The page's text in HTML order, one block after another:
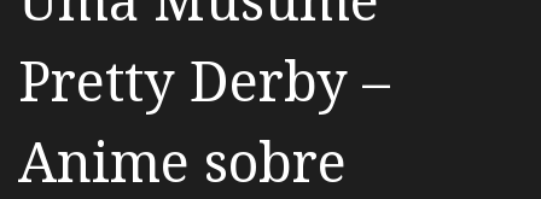
Pretty Derby –
Anime sobre